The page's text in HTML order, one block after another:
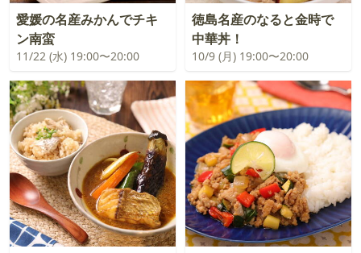
愛媛の名産みかんでチキ
ン南蛮
11/22 (水) 19:00〜20:00
徳島名産のなると金時で
中華丼！
10/9 (月) 19:00〜20:00